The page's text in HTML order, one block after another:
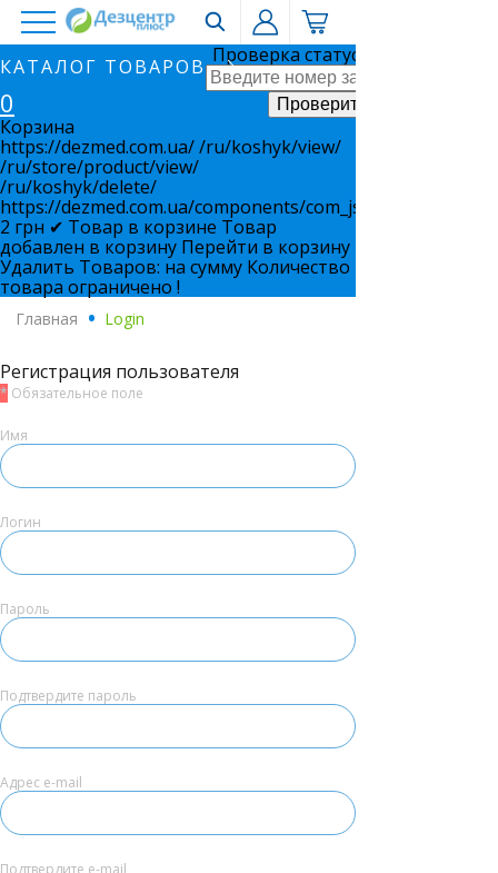
КАТАЛОГ ТОВАРОВ Проверка статуса заказа
0
Корзина
https://dezmed.com.ua//ru/koshyk/view/
/ru/store/product/view/
/ru/koshyk/delete/
https://dezmed.com.ua/components/com_jshopping/files/
2 грн ✔ Товар в корзине Товар
добавлен в корзину Перейти в корзину
Удалить Товаров: на сумму Количество
товара ограничено !
Главная . Login
Регистрация пользователя
* Обязательное поле
Имя
Логин
Пароль
Подтвердите пароль
Адрес e-mail
Подтвердите e-mail